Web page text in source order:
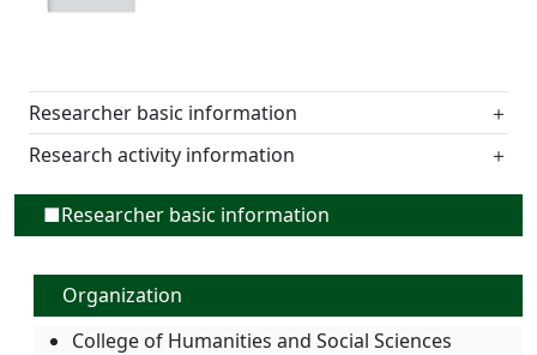
Researcher basic information
＋
Research activity information
＋
■Researcher basic information
Organization
College of Humanities and Social Sciences